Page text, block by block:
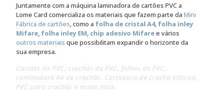
Juntamente com a máquina laminadora de cartões PVC a
Lome Card comercializa os materiais que fazem parte da Mini
Fábrica de cartões, como a folha de cristal A4, folha inley
Mifare, folha inley EM, chip adesivo Mifaree vários
outros materiais que possibilitam expandir o horizonte da
sua empresa.
Cartões de PVC, crachás de PVC, folhas de PVC,
Laminadora A4 de crachás. Cortadora de crachá elétrica,
PVC para crachás e muito mais.